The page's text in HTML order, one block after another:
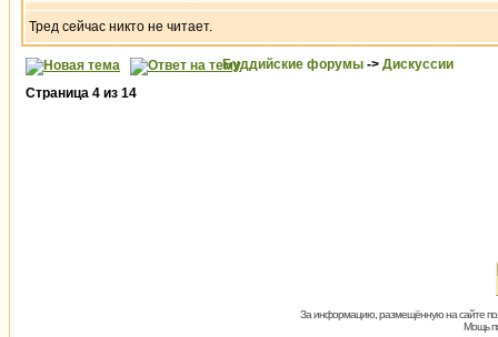
Тред сейчас никто не читает.
Буддийские форумы -> Дискуссии
Страница 4 из 14
За информацию, размещённую на сайте
Мощь